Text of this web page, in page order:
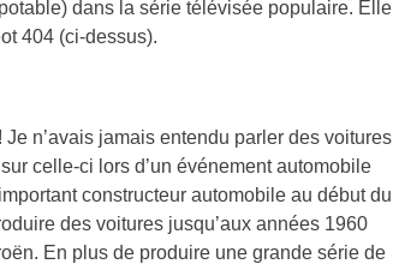
dans la série télévisée populaire. Elle
404 (ci-dessus).
n’avais jamais entendu parler des voitures
celle-ci lors d’un événement automobile
constructeur automobile au début du
des voitures jusqu’aux années 1960
En plus de produire une grande série de